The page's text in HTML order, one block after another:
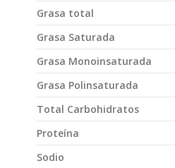
Grasa total
Grasa Saturada
Grasa Monoinsaturada
Grasa Polinsaturada
Total Carbohidratos
Proteína
Sodio